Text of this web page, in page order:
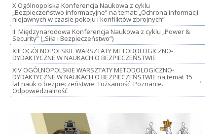
X Ogólnopolska Konferencja Naukowa z cyklu
„Bezpieczeństwo informacyjne” na temat: „Ochrona informacji
niejawnych w czasie pokoju i konfliktów zbrojnych”
II. Międzynarodowa Konferencja Naukowa z cyklu „Power &
Security” („Siła i Bezpieczeństwo”)
XIII OGÓLNOPOLSKIE WARSZTATY METODOLOGICZNO-
DYDAKTYCZNE W NAUKACH O BEZPIECZEŃSTWIE
XIV OGÓLNOPOLSKIE WARSZTATY METODOLOGICZNO-
DYDAKTYCZNE W NAUKACH O BEZPIECZEŃSTWIE na temat 15
lat nauk o bezpieczeństwie. Tożsamość. Poznanie.
Odpowiedzialność
→